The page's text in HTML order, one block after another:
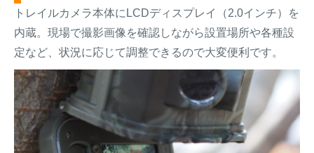
トレイルカメラ本体にLCDディスプレイ（2.0インチ）を
内蔵。現場で撮影画像を確認しながら設置場所や各種設
定など、状況に応じて調整できるので大変便利です。